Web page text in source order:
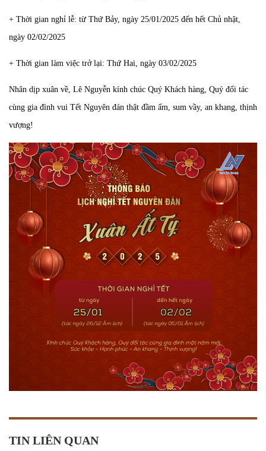
+ Thời gian nghỉ lễ: từ Thứ Bảy, ngày 25/01/2025 đến hết Chủ nhật,
ngày 02/02/2025
+ Thời gian làm việc trở lại: Thứ Hai, ngày 03/02/2025
Nhân dịp xuân về, Lê Nguyễn kính chúc Quý Khách hàng, Quý đối tác
cùng gia đình vui Tết Nguyên đán thật đầm ấm, sum vầy, an khang, thịnh
vượng!
TIN LIÊN QUAN